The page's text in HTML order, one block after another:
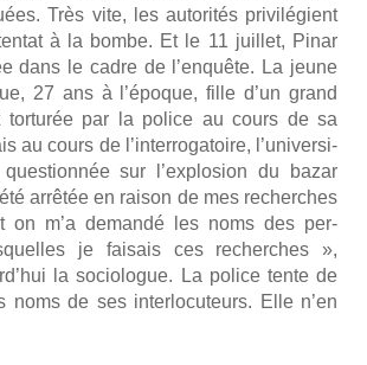
Très vite, les auto­ri­tés pri­vi­lé­gient
à la bombe. Et le 11 juillet, Pinar
dans le cadre de l’en­quête. La jeune
27 ans à l’é­poque, fille d’un grand
tor­tu­rée par la police au cours de sa
au cours de l’in­ter­ro­ga­toire, l’u­ni­ver­si­
sur l’ex­plo­sion du bazar
arrê­tée en rai­son de mes recherches
on m’a deman­dé les noms des per­
je fai­sais ces recherches »,
la socio­logue. La police tente de
noms de ses inter­lo­cu­teurs. Elle n’en